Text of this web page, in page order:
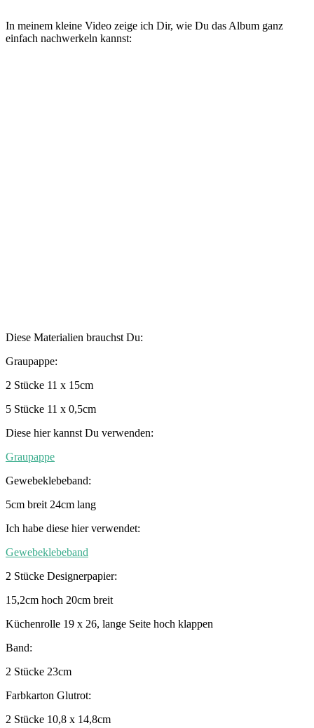
In meinem kleine Video zeige ich Dir, wie Du das Album ganz
einfach nachwerkeln kannst:
Diese Materialien brauchst Du:
Graupappe:
2 Stücke 11 x 15cm
5 Stücke 11 x 0,5cm
Diese hier kannst Du verwenden:
Graupappe
Gewebeklebeband:
5cm breit 24cm lang
Ich habe diese hier verwendet:
Gewebeklebeband
2 Stücke Designerpapier:
15,2cm hoch 20cm breit
Küchenrolle 19 x 26, lange Seite hoch klappen
Band:
2 Stücke 23cm
Farbkarton Glutrot:
2 Stücke 10,8 x 14,8cm